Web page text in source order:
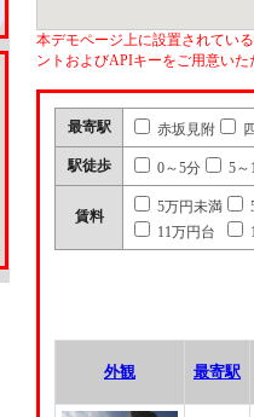
本デモページ上に設置されてい
ントおよびAPIキーをご用意いた
最寄駅 赤坂見附
駅徒歩 0～5分 5～
賃料
5万円未満
11万円台
外観 最寄駅